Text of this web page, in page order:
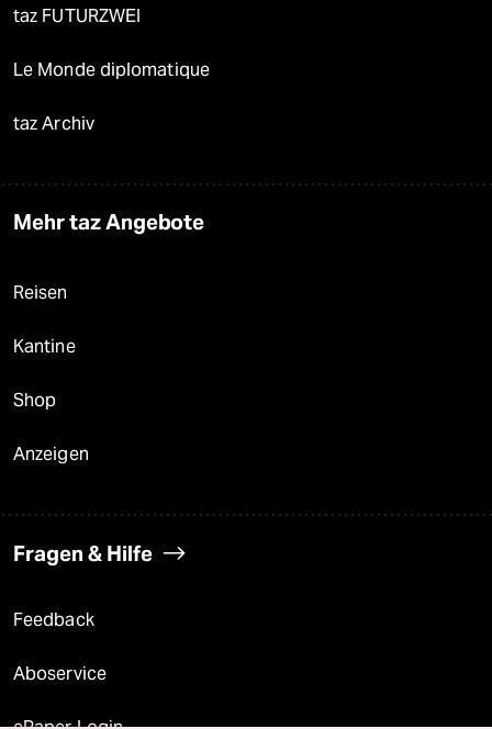
taz FUTURZWEI
Le Monde diplomatique
taz Archiv
Mehr taz Angebote
Reisen
Kantine
Shop
Anzeigen
Fragen & Hilfe
Feedback
Aboservice